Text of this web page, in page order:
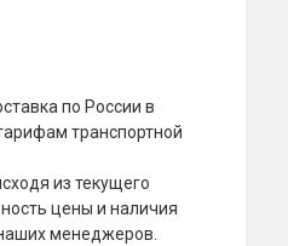
по России в
транспортной
из текущего
цены и наличия
менеджеров.